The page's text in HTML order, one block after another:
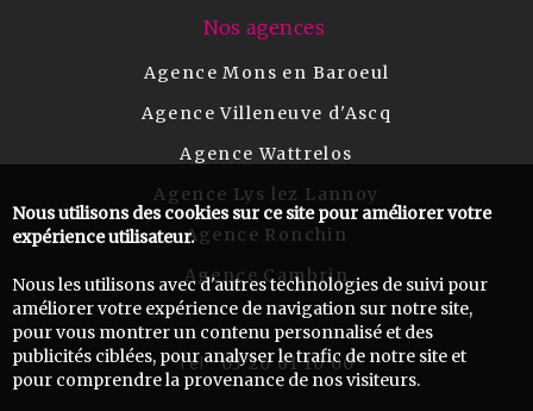
Nos agences
Agence Mons en Baroeul
Agence Villeneuve d'Ascq
Agence Wattrelos
Agence Lys lez Lannoy
Agence Ronchin
Agence Cambrin
Tel :03 20 61 10 00
Nous utilisons des cookies sur ce site pour améliorer votre
expérience utilisateur.
Nous les utilisons avec d'autres technologies de suivi pour
améliorer votre expérience de navigation sur notre site,
pour vous montrer un contenu personnalisé et des
publicités ciblées, pour analyser le trafic de notre site et
pour comprendre la provenance de nos visiteurs.